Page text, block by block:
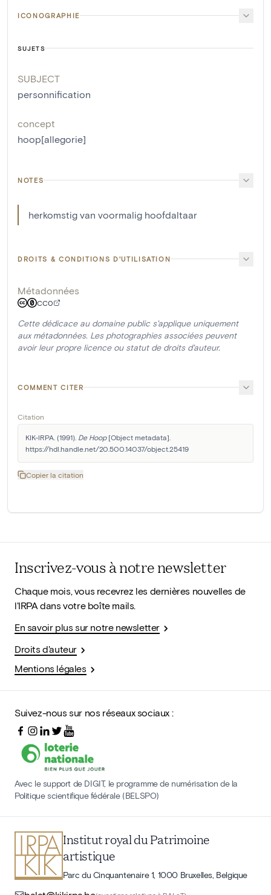
ICONOGRAPHIE
SUJETS
SUBJECT
personnification
concept
hoop[allegorie]
NOTES
herkomstig van voormalig hoofdaltaar
DROITS & CONDITIONS D'UTILISATION
Métadonnées
CC0
Cette dédicace au domaine public s'applique uniquement
aux métadonnées. Les photographies associées peuvent
avoir leur propre licence ou statut de droits d'auteur.
COMMENT CITER
Citation
KIK-IRPA. (1991). De Hoop [Object metadata].
https://hdl.handle.net/20.500.14037/object.25419
Copier la citation
Inscrivez-vous à notre newsletter
Chaque mois, vous recevrez les dernières nouvelles de
l'IRPA dans votre boîte mails.
En savoir plus sur notre newsletter
Droits d'auteur
Mentions légales
Suivez-nous sur nos réseaux sociaux :
Avec le support de DIGIT, le programme de numérisation de la
Politique scientifique fédérale (BELSPO)
Institut royal du Patrimoine
artistique
Parc du Cinquantenaire 1, 1000 Bruxelles, Belgique